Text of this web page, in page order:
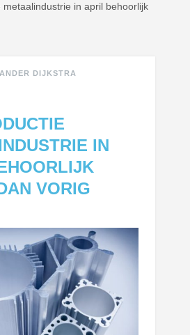
metaalindustrie in april behoorlijk
DIJKSTRA
IN
VORIG